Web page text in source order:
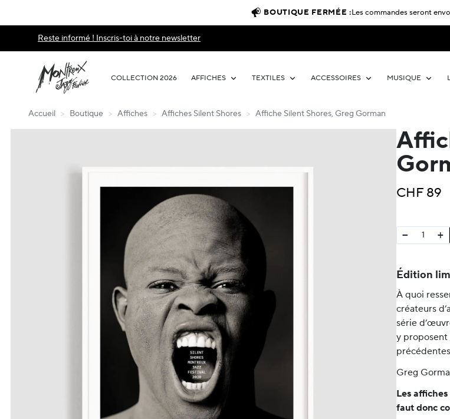
Reste informé ! Inscris-toi à notre newsletter
COLLECTION 2026 AFFICHES TEXTILES ACCESSOIRES MUSIQUE
Accueil > Boutique > Affiches > Affiches Silent Shores > Affiche Silent Shores, Greg Gorman
CHF 89
− +
Édition
À quoi
créateurs
série
y proposent
Greg
Les
faut donc
BOUTIQUE FERMÉE :Les commandes seront